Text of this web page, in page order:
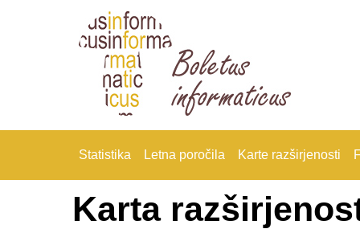
Statistika Letna poročila Karte razširjenosti
Karta